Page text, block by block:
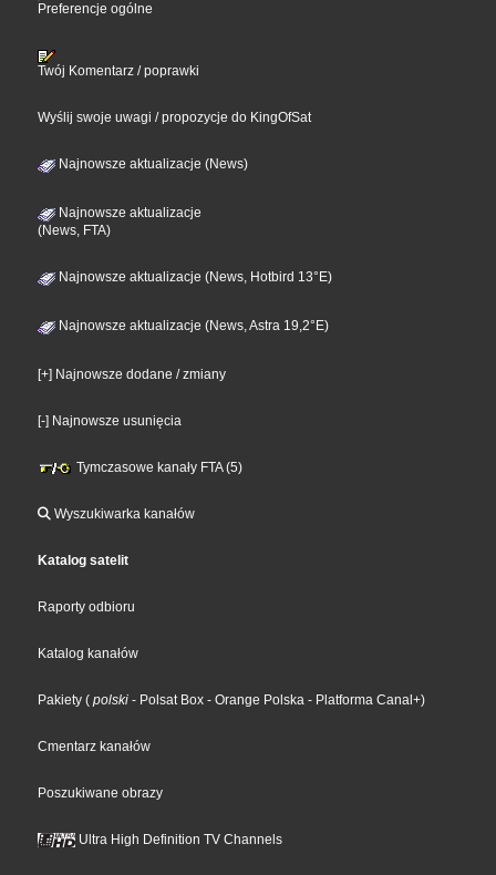
Preferencje ogólne
Twój Komentarz / poprawki
Wyślij swoje uwagi / propozycje do KingOfSat
Najnowsze aktualizacje (News)
Najnowsze aktualizacje
(News, FTA)
Najnowsze aktualizacje (News, Hotbird 13°E)
Najnowsze aktualizacje (News, Astra 19,2°E)
[+] Najnowsze dodane / zmiany
[-] Najnowsze usunięcia
Tymczasowe kanały FTA (5)
Wyszukiwarka kanałów
Katalog satelit
Raporty odbioru
Katalog kanałów
Pakiety ( polski - Polsat Box - Orange Polska - Platforma Canal+)
Cmentarz kanałów
Poszukiwane obrazy
Ultra High Definition TV Channels